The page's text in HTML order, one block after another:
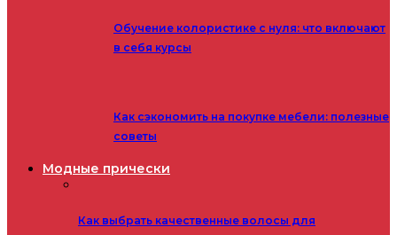
Обучение колористике с нуля: что включают
в себя курсы
Как сэкономить на покупке мебели: полезные
советы
Модные прически
Как выбрать качественные волосы для